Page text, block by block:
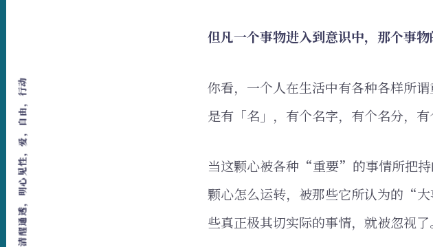
但凡一个事物进入到意识中，那个事
你看，一个人在生活中有各种各样所
是有「名」，有个名字，有个名分，有
当这颗心被各种“重要”的事情所把持
颗心怎么运转，被那些它所认为的“
些真正极其切实际的事情，就被忽视了
清醒通透，明心见性，爱，自由，行动